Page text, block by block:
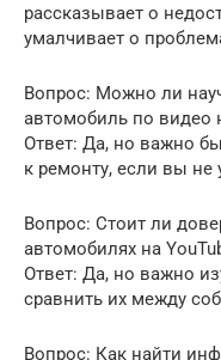
рассказывает о
умалчивает о
Вопрос: Можно ли
автомобиль по видео
Ответ: Да, но важно
к ремонту, если вы не
Вопрос: Стоит ли
автомобилях на
Ответ: Да, но важно
сравнить их между
Вопрос: Как найти